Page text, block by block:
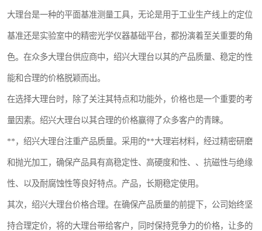
大理台是一种的平面基准测量工具，无论是用于工业生产线上的定位
基准还是实验室中的精密光学仪器基础平台，都扮演着至关重要的角
色。在众多大理台供应商中，绍兴大理台以其的产品质量、稳定的性
能和合理的价格脱颖而出。
在选择大理台时，除了关注其特点和功能外，价格也是一个重要的考
量因素。绍兴大理台以其合理的价格赢得了众多客户的青睐。
**，绍兴大理台注重产品质量。采用的**大理岩材料，经过精密研磨
和抛光加工，确保产品具有高稳定性、高硬度和性、、抗磁性与绝缘
性、以及耐腐蚀性等良好特点。产品，长期稳定使用。
其次，绍兴大理台价格合理。在确保产品质量的前提下，公司始终坚
持合理定价，将的大理台带给客户，同时保持竞争力的价格，让多的
洛氏硬度计
布洛维硬度计
镶嵌机
三坐标夹具
测针
螺纹规